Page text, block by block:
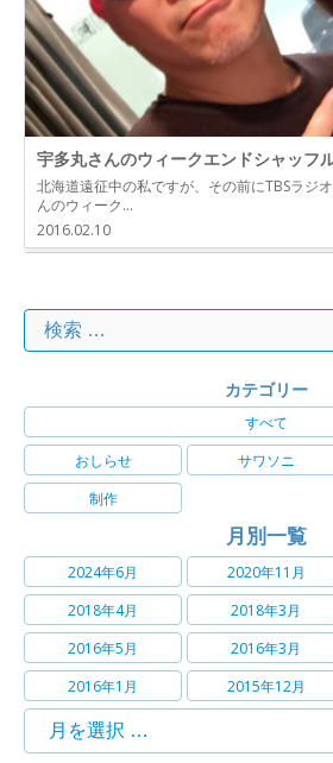
宇多丸さんのウィークエンドシャッフ
北海道遠征中の私ですが、その前にTBSラジ
んのウィーク…
2016.02.10
カテゴリー
すべて
おしらせ
サワソニ
制作
月別一覧
2024年6月 2020年11月
2018年4月
2018年3月
2016年5月
2016年3月
2016年1月
2015年12月